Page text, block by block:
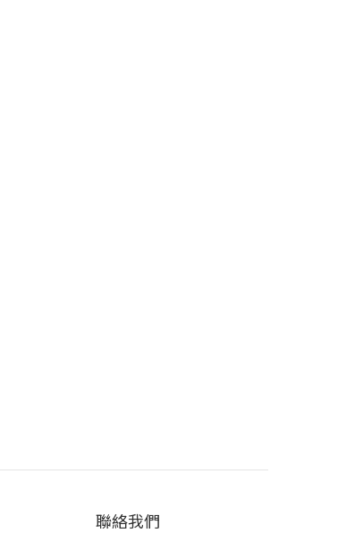
聯絡我們